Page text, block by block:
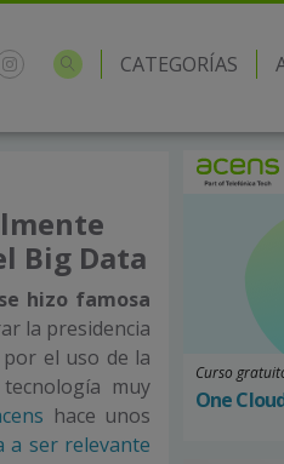
CATEGORÍAS
Big Data
hizo famosa
la presidencia
el uso de la
muy
hace unos
a ser relevante
Curso
One